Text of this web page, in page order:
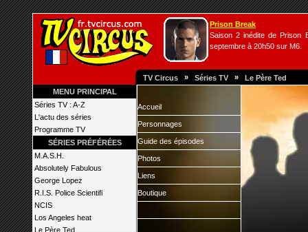
Prison Break
Saison 2 inédite de Prison
septembre à 20h50 sur M6.
TV Circus » Séries TV » Le Père Ted
MENU PRINCIPAL
Séries TV : A-Z
L'actu des séries
Programme TV
SÉRIES PRÉFÉRÉES
M.A.S.H.
Absolutely Fabulous
George Lopez
R.I.S. Police Scientifi
NCIS
Los Angeles heat
Le Père Ted
Accueil
Personnages
Guide des épisodes
Photos
Liens
Boutique